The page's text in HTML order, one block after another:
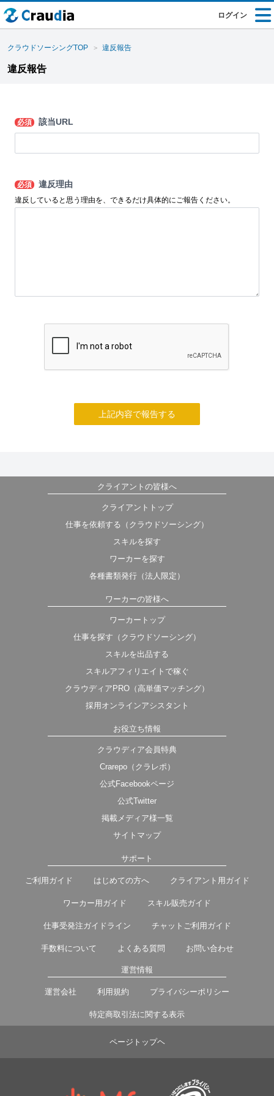
ログイン
クラウドソーシングTOP 違反報告
違反報告
必須 該当URL
必須 違反理由
違反していると思う理由を、できるだけ具体的にご報告ください。
上記内容で報告する
クライアントの皆様へ
クライアントトップ
仕事を依頼する（クラウドソーシング）
スキルを探す
ワーカーを探す
各種書類発行（法人限定）
ワーカーの皆様へ
ワーカートップ
仕事を探す（クラウドソーシング）
スキルを出品する
スキルアフィリエイトで稼ぐ
クラウディアPRO（高単価マッチング）
採用オンラインアシスタント
お役立ち情報
クラウディア会員特典
Crarepo（クラレポ）
公式Facebookページ
公式Twitter
掲載メディア様一覧
サイトマップ
サポート
ご利用ガイド はじめての方へ クライアント用ガイド
ワーカー用ガイド スキル販売ガイド
仕事受発注ガイドライン チャットご利用ガイド
手数料について よくある質問 お問い合わせ
運営情報
運営会社 利用規約 プライバシーポリシー
特定商取引法に関する表示
ページトップヘ